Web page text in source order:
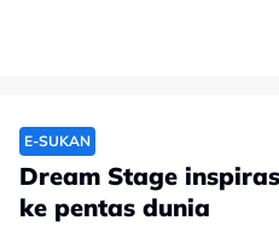
E-SUKAN
Dream Stage
ke pentas dunia